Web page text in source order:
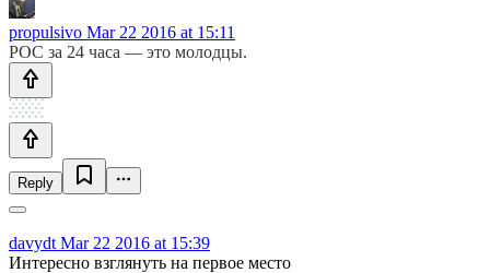
propulsivo Mar 22 2016 at 15:11
POC за 24 часа — это молодцы.
Reply
davydt Mar 22 2016 at 15:39
Интересно взглянуть на первое место